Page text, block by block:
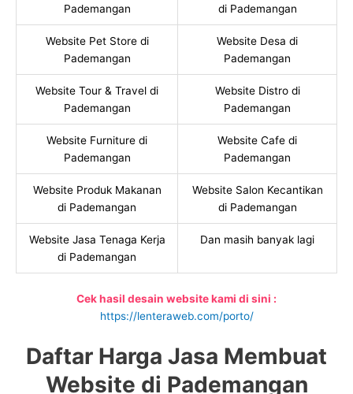
Pademangan
di Pademangan
Website Pet Store di
Pademangan
Website Desa di
Pademangan
Website Tour & Travel di
Pademangan
Website Distro di
Pademangan
Website Furniture di
Pademangan
Website Cafe di
Pademangan
Website Produk Makanan
di Pademangan
Website Salon Kecantikan
di Pademangan
Website Jasa Tenaga Kerja
di Pademangan
Dan masih banyak lagi
Cek hasil desain website kami di sini :
https://lenteraweb.com/porto/
Daftar Harga Jasa Membuat
Website di Pademangan